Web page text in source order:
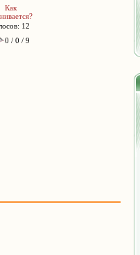
Как
12
0 / 0 / 9